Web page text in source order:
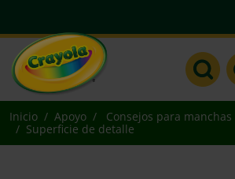
Inicio Apoyo
Consejos para manchas
Superficie de detalle